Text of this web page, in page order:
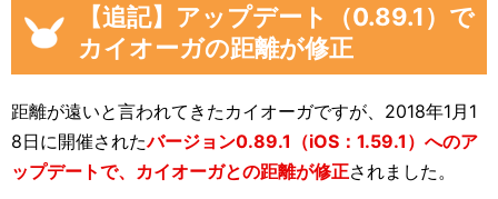
【追記】アップデート（0.89.1）で
カイオーガの距離が修正
距離が遠いと言われてきたカイオーガですが、2018年1月1
8日に開催されたバージョン0.89.1（iOS：1.59.1）へのア
ップデートで、カイオーガとの距離が修正されました。